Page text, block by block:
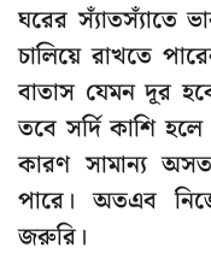
ঘরের স্যাঁতস্যাঁতে
চালিয়ে রাখতে
বাতাস যেমন দূর
তবে সর্দি কাশি
কারণ সামান্য
পারে। অতএব
জরুরি।